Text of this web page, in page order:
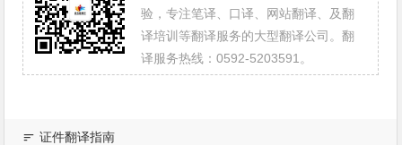
验，专注笔译、口译、网站翻译、及翻
译培训等翻译服务的大型翻译公司。翻
译服务热线：0592-5203591。
证件翻译指南